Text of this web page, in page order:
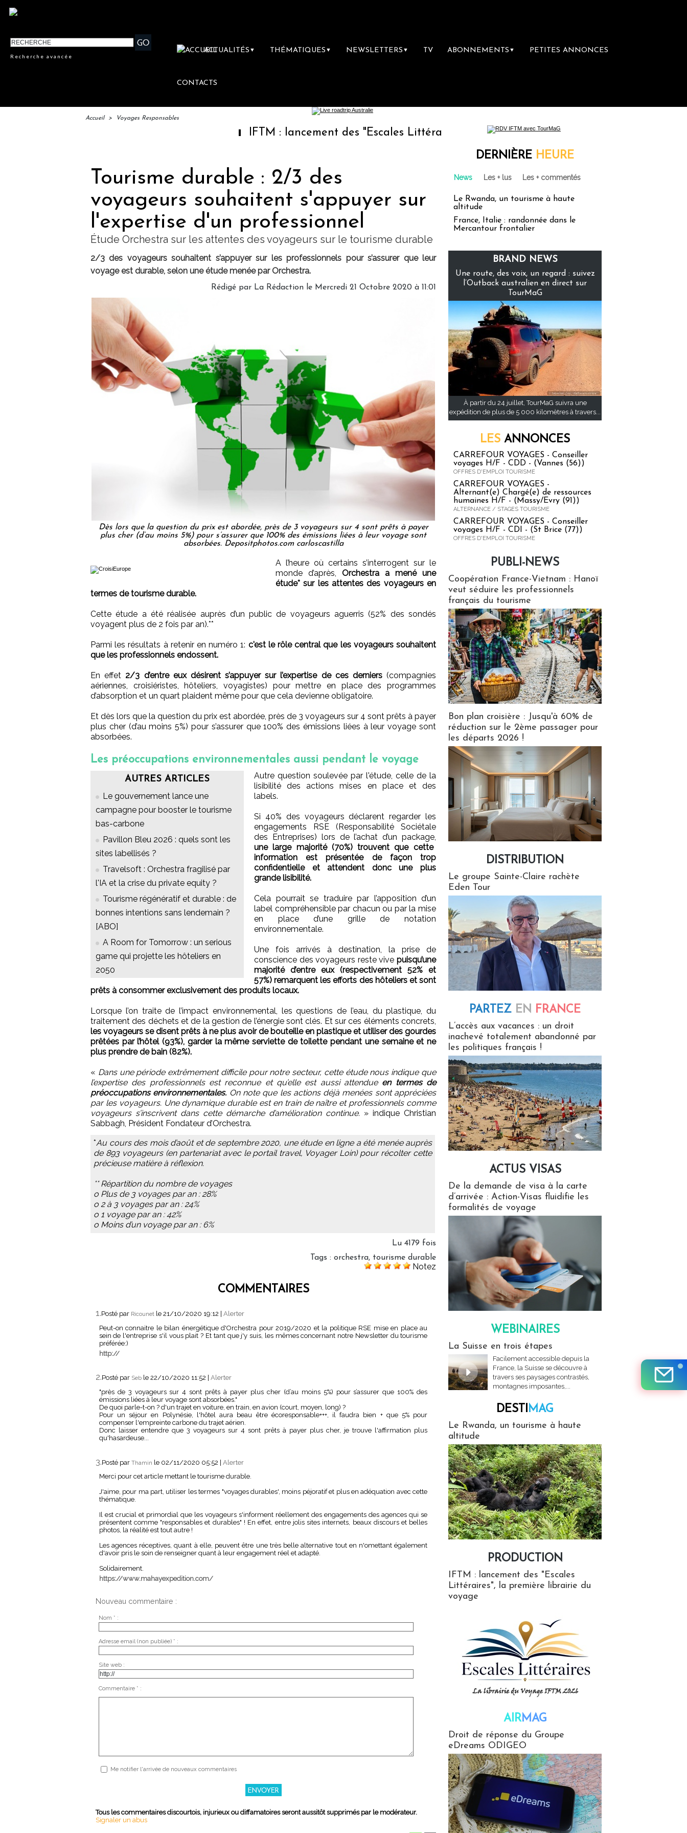
Recherche avancée
ACTUALITÉS ▼ THÉMATIQUES ▼ NEWSLETTERS ▼ TV ABONNEMENTS ▼ PETITES ANNONCES
CONTACTS
Accueil > Voyages Responsables
IFTM : lancement des "Escales Littéraires", la première librairie du voyage
Tourisme durable : 2/3 des
voyageurs souhaitent s'appuyer sur
l'expertise d'un professionnel
Étude Orchestra sur les attentes des voyageurs sur le tourisme durable
2/3 des voyageurs souhaitent s’appuyer sur les professionnels pour s’assurer que leur
voyage est durable, selon une étude menée par Orchestra.
Rédigé par La Rédaction le Mercredi 21 Octobre 2020 à 11:01
Dès lors que la question du prix est abordée, près de 3 voyageurs sur 4 sont prêts à payer
plus cher (d’au moins 5%) pour s’assurer que 100% des émissions liées à leur voyage sont
absorbées. Depositphotos.com carloscastilla
A l’heure où certains s’interrogent sur le
monde d’après, Orchestra a mené une
étude* sur les attentes des voyageurs en
termes de tourisme durable.
Cette étude a été réalisée auprès d’un public de voyageurs aguerris (52% des sondés
voyagent plus de 2 fois par an).**
Parmi les résultats à retenir en numéro 1: c'est le rôle central que les voyageurs souhaitent
que les professionnels endossent.
En effet 2/3 d’entre eux désirent s’appuyer sur l’expertise de ces derniers(compagnies
aériennes, croisiéristes, hôteliers, voyagistes) pour mettre en place des programmes
d’absorption et un quart plaident même pour que cela devienne obligatoire.
Et dès lors que la question du prix est abordée, près de 3 voyageurs sur 4 sont prêts à payer
plus cher (d’au moins 5%) pour s’assurer que 100% des émissions liées à leur voyage sont
absorbées.
Les préoccupations environnementales aussi pendant le voyage
AUTRES ARTICLES
Le gouvernement lance une
campagne pour booster le tourisme
bas-carbone
Pavillon Bleu 2026 : quels sont les
sites labellisés ?
Travelsoft : Orchestra fragilisé par
l'IA et la crise du private equity ?
Tourisme régénératif et durable : de
bonnes intentions sans lendemain ?
[ABO]
A Room for Tomorrow : un serious
game qui projette les hôteliers en
2050
Autre question soulevée par l'étude, celle de la
lisibilité des actions mises en place et des
labels.
Si 40% des voyageurs déclarent regarder les
engagements RSE (Responsabilité Sociétale
des Entreprises) lors de l’achat d’un package,
une large majorité (70%) trouvent que cette
information est présentée de façon trop
confidentielle et attendent donc une plus
grande lisibilité.
Cela pourrait se traduire par l’apposition d’un
label compréhensible par chacun ou par la mise
en place d’une grille de notation
environnementale.
Une fois arrivés à destination, la prise de
conscience des voyageurs reste vive puisqu’une
majorité d’entre eux (respectivement 52% et
57%) remarquent les efforts des hôteliers et sont
prêts à consommer exclusivement des produits locaux.
Lorsque l’on traite de l’impact environnemental, les questions de l’eau, du plastique, du
traitement des déchets et de la gestion de l’énergie sont clés. Et sur ces éléments concrets,
les voyageurs se disent prêts à ne plus avoir de bouteille en plastique et utiliser des gourdes
prêtées par l’hôtel (93%), garder la même serviette de toilette pendant une semaine et ne
plus prendre de bain (82%).
« Dans une période extrêmement difficile pour notre secteur, cette étude nous indique que
l’expertise des professionnels est reconnue et qu’elle est aussi attendueen termes de
préoccupations environnementales. On note que les actions déjà menées sont appréciées
par les voyageurs. Une dynamique durable est en train de naître et professionnels comme
voyageurs s’inscrivent dans cette démarche d’amélioration continue. » indique Christian
Sabbagh, Président Fondateur d’Orchestra.
*Au cours des mois d’août et de septembre 2020, une étude en ligne a été menée auprès
de 893 voyageurs (en partenariat avec le portail travel, Voyager Loin) pour récolter cette
précieuse matière à réflexion.
** Répartition du nombre de voyages
o Plus de 3 voyages par an : 28%
o 2 à 3 voyages par an : 24%
o 1 voyage par an : 42%
o Moins d’un voyage par an : 6%
Lu 4179 fois
Tags : orchestra, tourisme durable
Notez
COMMENTAIRES
1.Posté par Ricounet le 21/10/2020 19:12
Alerter
Peut-on connaitre le bilan énergétique d'Orchestra pour 2019/2020 et la politique RSE mise en place au
sein de l'entreprise s'il vous plait ? Et tant que j'y suis, les mêmes concernant notre Newsletter du tourisme
préférée:)
http://
2.Posté par Seb le 22/10/2020 11:52
Alerter
"près de 3 voyageurs sur 4 sont prêts à payer plus cher (d’au moins 5%) pour s’assurer que 100% des
émissions liées à leur voyage sont absorbées."
De quoi parle-t-on ? d'un trajet en voiture, en train, en avion (court, moyen, long) ?
Pour un séjour en Polynésie, l'hôtel aura beau être écoresponsable+++, il faudra bien + que 5% pour
compenser l'empreinte carbone du trajet aérien.
Donc laisser entendre que 3 voyageurs sur 4 sont prêts à payer plus cher, je trouve l'affirmation plus
qu'hasardeuse...
3.Posté par Thamin le 02/11/2020 05:52 | Alerter
Merci pour cet article mettant le tourisme durable.
J'aime, pour ma part, utiliser les termes "voyages durables', moins péjoratif et plus en adéquation avec cette
thématique.
Il est crucial et primordial que les voyageurs s'informent réellement des engagements des agences qui se
présentent comme "responsables et durables" ! En effet, entre jolis sites internets, beaux discours et belles
photos, la réalité est tout autre !
Les agences réceptives, quant à elle, peuvent être une très belle alternative tout en n'omettant également
d'avoir pris le soin de renseigner quant à leur engagement réel et adapté.
Solidairement.
https://www.mahayexpedition.com/
Nouveau commentaire :
Nom * :
Adresse email (non publiée) * :
Site web :
Commentaire * :
Me notifier l'arrivée de nouveaux commentaires
Tous les commentaires discourtois, injurieux ou diffamatoires seront aussitôt supprimés par le modérateur.
Signaler un abus
DERNIÈRE HEURE
News Les + lus Les + commentés
Le Rwanda, un tourisme à haute
altitude
France, Italie : randonnée dans le
Mercantour frontalier
BRAND NEWS
Une route, des voix, un regard : suivez
l’Outback australien en direct sur
TourMaG
À partir du 24 juillet, TourMaG suivra une
expédition de plus de 5 000 kilomètres à travers...
LES ANNONCES
CARREFOUR VOYAGES - Conseiller
voyages H/F - CDD - (Vannes (56))
OFFRES D'EMPLOI TOURISME
CARREFOUR VOYAGES -
Alternant(e) Chargé(e) de ressources
humaines H/F - (Massy/Evry (91))
ALTERNANCE / STAGES TOURISME
CARREFOUR VOYAGES - Conseiller
voyages H/F - CDI - (St Brice (77))
OFFRES D'EMPLOI TOURISME
PUBLI-NEWS
Coopération France-Vietnam : Hanoï
veut séduire les professionnels
français du tourisme
Bon plan croisière : Jusqu'à 60% de
réduction sur le 2ème passager pour
les départs 2026 !
DISTRIBUTION
Le groupe Sainte-Claire rachète
Eden Tour
PARTEZ EN FRANCE
L’accès aux vacances : un droit
inachevé totalement abandonné par
les politiques français !
ACTUS VISAS
De la demande de visa à la carte
d’arrivée : Action-Visas fluidifie les
formalités de voyage
WEBINAIRES
La Suisse en trois étapes
Facilement accessible depuis la
France, la Suisse se découvre à
travers ses paysages contrastés,
montagnes imposantes,...
DESTIMAG
Le Rwanda, un tourisme à haute
altitude
PRODUCTION
IFTM : lancement des "Escales
Littéraires", la première librairie du
voyage
AIRMAG
Droit de réponse du Groupe
eDreams ODIGEO